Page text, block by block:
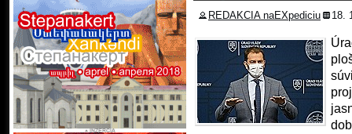
REDAKCIA naEXpediciu 18.